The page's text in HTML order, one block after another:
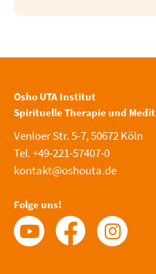
Osho UTA Institut
Spirituelle Therapie und
Venloer Str. 5-7, 50672 Köln
Tel. +49-221-57407-0
kontakt@oshouta.de
Folge uns!